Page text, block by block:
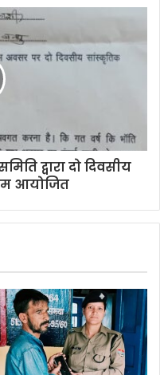
द्वारा दो दिवसीय
आयोजित